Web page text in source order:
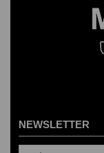
NEWSLETTER